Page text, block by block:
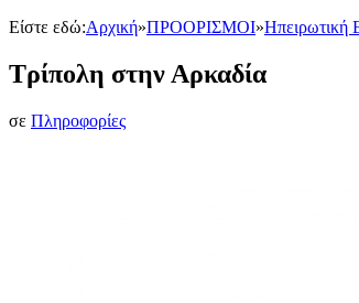
Είστε εδώ:Αρχική»ΠΡΟΟΡΙΣΜΟΙ»Ηπειρωτική
Τρίπολη στην Αρκαδία
σε Πληροφορίες